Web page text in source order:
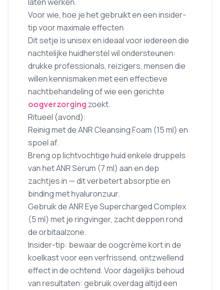
Voor wie, hoe je het gebruikt en een insider-
tip voor maximale effecten
Dit setje is unisex en ideaal voor iedereen die
nachtelijke huidherstel wil ondersteunen:
drukke professionals, reizigers, mensen die
willen kennismaken met een effectieve
nachtbehandeling of wie een gerichte
oogverzorging zoekt.
Ritueel (avond):
Reinig met de ANR Cleansing Foam (15 ml) en
spoel af.
Breng op lichtvochtige huid enkele druppels
van het ANR Serum (7 ml) aan en dep
zachtjes in — dit verbetert absorptie en
binding met hyaluronzuur.
Gebruik de ANR Eye Supercharged Complex
(5 ml) met je ringvinger, zacht deppen rond
de orbitaalzone.
Insider-tip: bewaar de oogcrème kort in de
koelkast voor een verfrissend, ontzwellend
effect in de ochtend. Voor dagelijks behoud
van resultaten: gebruik overdag altijd een